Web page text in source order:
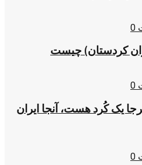
0
کردستان) چیست
0
یک کُرد هست، آنجا ایران
0